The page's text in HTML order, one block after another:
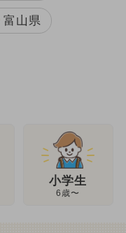
富山県
小学生
6歳〜